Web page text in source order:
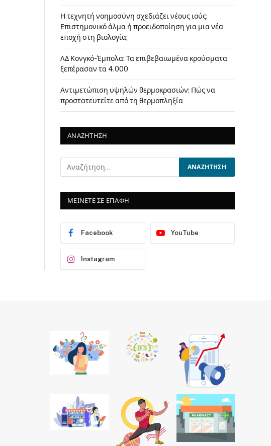
Η τεχνητή νοημοσύνη σχεδιάζει νέους ιούς:
Επιστημονικό άλμα ή προειδοποίηση για μια νέα
εποχή στη βιολογία;
ΛΔ Κονγκό-Έμπολα: Τα επιβεβαιωμένα κρούσματα
ξεπέρασαν τα 4.000
Αντιμετώπιση υψηλών θερμοκρασιών: Πώς να
προστατευτείτε από τη θερμοπληξία
ΑΝΑΖΗΤΗΣΗ
ΜΕΙΝΕΤΕ ΣΕ ΕΠΑΦΗ
Facebook YouTube
Instagram